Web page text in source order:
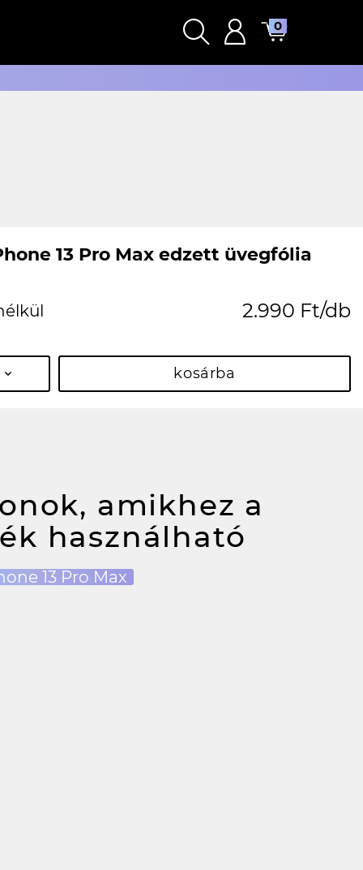
0
13 Pro Max edzett üvegfólia
2.990 Ft/db
kosárba
amikhez a
használható
13 Pro Max